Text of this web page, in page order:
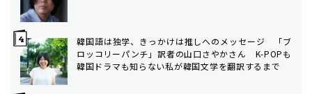
韓国語は独学、きっかけは推しへのメッセージ 「ブ
ロッコリーパンチ」訳者の山口さやかさん K-POPも
韓国ドラマも知らない私が韓国文学を翻訳するまで